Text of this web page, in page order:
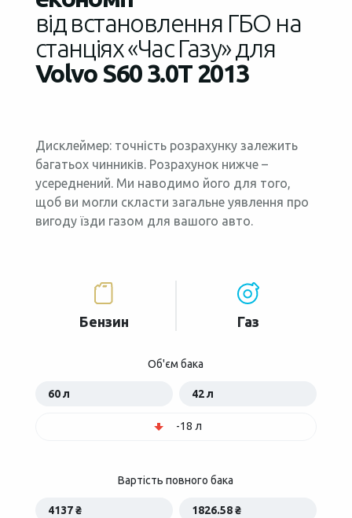
від встановлення ГБО на
станціях «Час Газу» для
Volvo S60 3.0T 2013
Дисклеймер: точність розрахунку залежить
багатьох чинників. Розрахунок нижче –
усереднений. Ми наводимо його для того,
щоб ви могли скласти загальне уявлення про
вигоду їзди газом для вашого авто.
Бензин Газ
Об'єм бака
60 л 42 л
-18 л
Вартість повного бака
4137 ₴ 1826.58 ₴